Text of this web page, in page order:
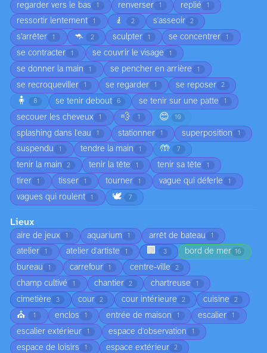
regarder vers le bas 1 renverser 1 replié 1
ressortir lentement 1 🧎 2 s'asseoir 2
s’arrêter 1 🦘 2 sculpter 1 se concentrer 1
se contracter 1 se couvrir le visage 1
se donner la main 1 se pencher en arrière 1
se recroqueviller 1 se regarder 1 se reposer 2
🧍 8 se tenir debout 6 se tenir sur une patte 1
secouer les cheveux 1 💨 1 😊 10
splashing dans l'eau 1 stationner 1 superposition 1
suspendu 1 tendre la main 1 🤲 7
tenir la main 2 tenir la tête 1 tenir sa tête 1
tirer 1 tisser 1 tourner 1 vague qui déferle 1
vagues qui roulent 1 🕊️ 7
Lieux
aire de jeux 1 aquarium 1 arrêt de bateau 1
atelier 1 atelier d'artiste 1 🏢 3 bord de mer 16
bureau 1 carrefour 1 centre-ville 2
champ cultivé 1 chantier 2 chartreuse 1
cimetière 3 cour 2 cour intérieure 2 cuisine 2
⛪ 1 enclos 1 entrée de maison 1 escalier 1
escalier extérieur 1 espace d'observation 1
espace de loisirs 1 espace extérieur 2